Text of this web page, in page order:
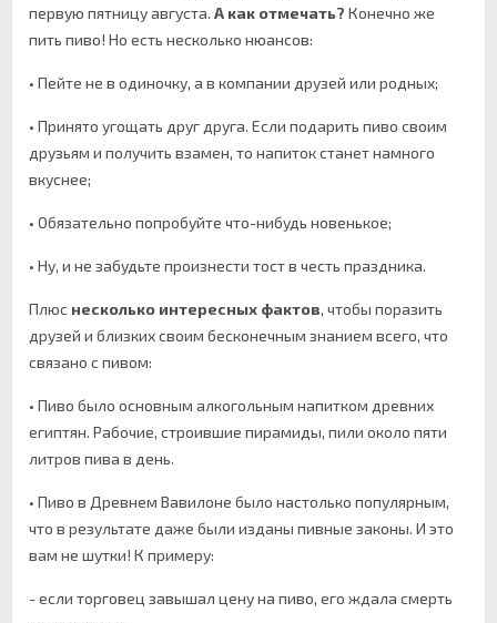
первую пятницу августа. А как отмечать? Конечно же
пить пиво! Но есть несколько нюансов:
• Пейте не в одиночку, а в компании друзей или родных;
• Принято угощать друг друга. Если подарить пиво своим
друзьям и получить взамен, то напиток станет намного
вкуснее;
• Обязательно попробуйте что-нибудь новенькое;
• Ну, и не забудьте произнести тост в честь праздника.
Плюс несколько интересных фактов, чтобы поразить
друзей и близких своим бесконечным знанием всего, что
связано с пивом:
• Пиво было основным алкогольным напитком древних
египтян. Рабочие, строившие пирамиды, пили около пяти
литров пива в день.
• Пиво в Древнем Вавилоне было настолько популярным,
что в результате даже были изданы пивные законы. И это
вам не шутки! К примеру:
- если торговец завышал цену на пиво, его ждала смерть